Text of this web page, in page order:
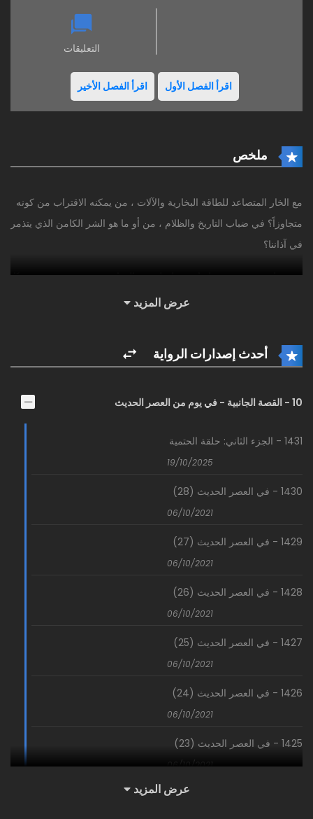
التعليقات
اقرأ الفصل الأول اقرأ الفصل الأخير
ملخص
مع الخار المتصاعد للطاقة البخارية والآلات ، من يمكنه الاقتراب من كونه
متجاوزاً؟ في ضباب التاريخ والظلام ، من أو ما هو الشر الكامن الذي يتذمر
في آذاننا؟
يستيقظ تشو مينغ روي ليواجه سلسلة من الغوامض ، ويجد نفسه متجسدًا
كـ كلاين موريتي في عالم بديل من العصر الفيكتوري حيث يرى عالمًا مليئًا
يستمر النور في التألق لكن الغموض لم يذهب بعيداً. تابع كلاين حيث يجد
يطور ببطء قوى جديدة بفضل جرعات التجاوز.
الغير المحدودة – هذه هي أسطورة “ألأحمق”.
ملاحظة الجزء الثاني تجدونههنا
عرض المزيد
أحدث إصدارات الرواية
10 - القصة الجانبية - في يوم من العصر الحديث
1431 - الجزء الثاني: حلقة الحتمية
19/10/2025
1430 - في العصر الحديث (28)
06/10/2021
1429 - في العصر الحديث (27)
06/10/2021
1428 - في العصر الحديث (26)
06/10/2021
1427 - في العصر الحديث (25)
06/10/2021
1426 - في العصر الحديث (24)
06/10/2021
1425 - في العصر الحديث (23)
06/10/2021
عرض المزيد